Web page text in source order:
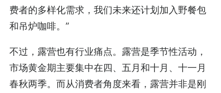
费者的多样化需求，我们未来还计划加入野餐包
和吊炉咖啡。”
不过，露营也有行业痛点。露营是季节性活动，
市场黄金期主要集中在四、五月和十月、十一月
春秋两季。而从消费者角度来看，露营并非是刚